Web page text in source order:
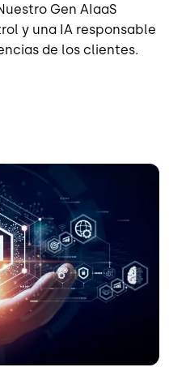
Gen AIaaS
y una IA responsable
de los clientes.